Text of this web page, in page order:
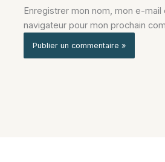
Enregistrer mon nom, mon e-
navigateur pour mon prochain